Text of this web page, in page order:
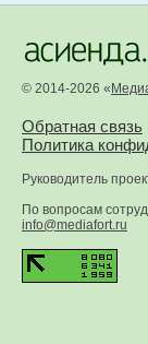
© 2014-2026 «
Обратная связь
Политика
Руководитель
По вопросам
info@mediafort.ru